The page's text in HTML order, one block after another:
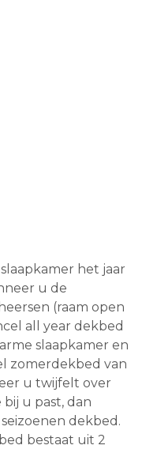
het jaar
u de
(raam open
all year dekbed
slaapkamer en
zomerdekbed van
u twijfelt over
u past, dan
dekbed.
bestaat uit 2